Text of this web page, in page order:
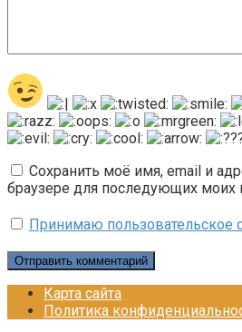
Сохранить моё имя, email и
браузере для последующих моих
Принимаю пользовательское
Карта сайта
Политика